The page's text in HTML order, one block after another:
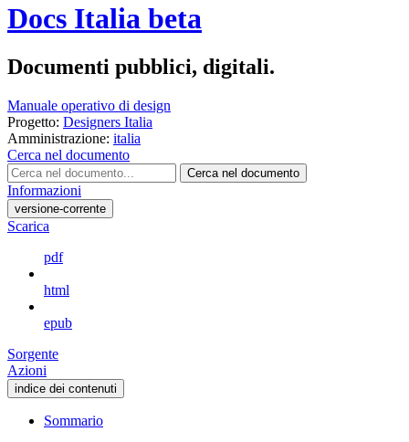
Docs Italia beta
Documenti pubblici, digitali.
Manuale operativo di design
Progetto: Designers Italia
Amministrazione: italia
Cerca nel documento
Cerca nel documento
Informazioni
versione-corrente
Scarica
pdf
html
epub
Sorgente
Azioni
indice dei contenuti
Sommario